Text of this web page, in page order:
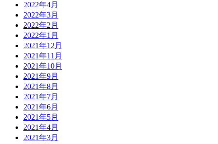
2022年4月
2022年3月
2022年2月
2022年1月
2021年12月
2021年11月
2021年10月
2021年9月
2021年8月
2021年7月
2021年6月
2021年5月
2021年4月
2021年3月